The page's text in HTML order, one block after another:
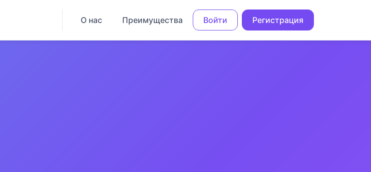
О нас Преимущества Войти Регистрация